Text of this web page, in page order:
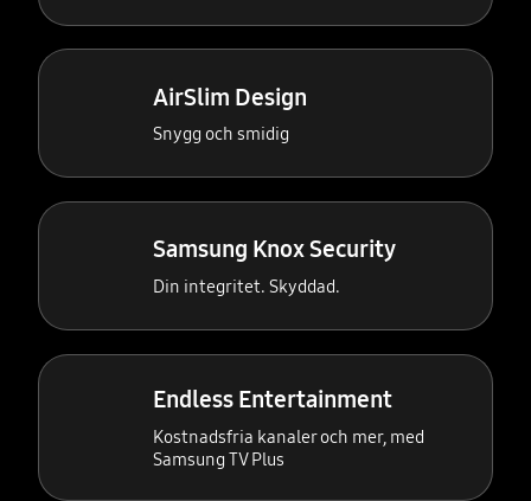
AirSlim Design
Snygg och smidig
Samsung Knox Security
Din integritet. Skyddad.
Endless Entertainment
Kostnadsfria kanaler och mer, med
Samsung TV Plus